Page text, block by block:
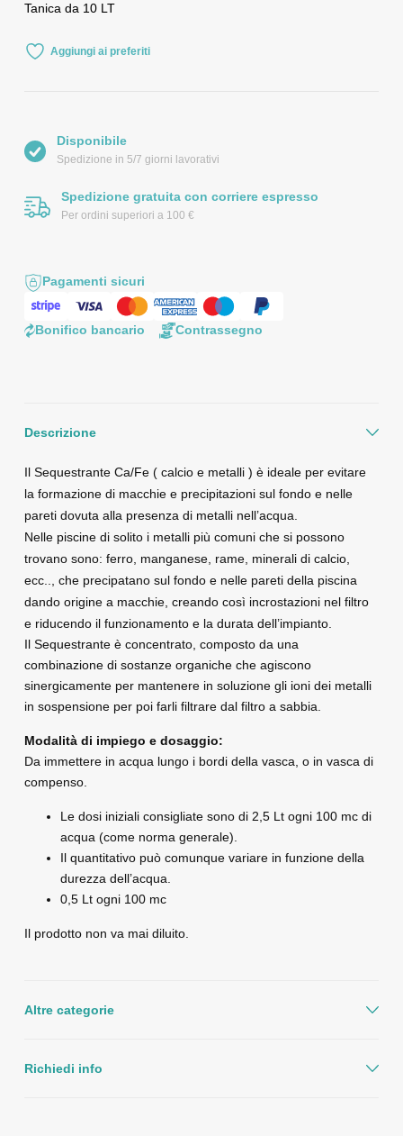
Tanica da 10 LT
Aggiungi ai preferiti
Disponibile
Spedizione in 5/7 giorni lavorativi
Spedizione gratuita con corriere espresso
Per ordini superiori a 100 €
Pagamenti sicuri
Bonifico bancario Contrassegno
Descrizione
Il Sequestrante Ca/Fe ( calcio e metalli ) è ideale per evitare
la formazione di macchie e precipitazioni sul fondo e nelle
pareti dovuta alla presenza di metalli nell’acqua.
Nelle piscine di solito i metalli più comuni che si possono
trovano sono: ferro, manganese, rame, minerali di calcio,
ecc.., che precipatano sul fondo e nelle pareti della piscina
dando origine a macchie, creando così incrostazioni nel filtro
e riducendo il funzionamento e la durata dell’impianto.
Il Sequestrante è concentrato, composto da una
combinazione di sostanze organiche che agiscono
sinergicamente per mantenere in soluzione gli ioni dei metalli
in sospensione per poi farli filtrare dal filtro a sabbia.
Modalità di impiego e dosaggio:
Da immettere in acqua lungo i bordi della vasca, o in vasca di
compenso.
Le dosi iniziali consigliate sono di 2,5 Lt ogni 100 mc di
acqua (come norma generale).
Il quantitativo può comunque variare in funzione della
durezza dell’acqua.
0,5 Lt ogni 100 mc
Il prodotto non va mai diluito.
Altre categorie
Richiedi info